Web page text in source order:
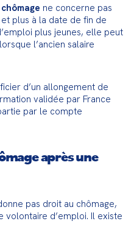
ne concerne pas
plus à la date de fin de
plus jeunes, elle peut
l’ancien salaire
d’un allongement de
validée par France
par le compte
après une
pas droit au chômage,
d’emploi. Il existe